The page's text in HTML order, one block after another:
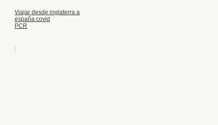
Viajar desde inglaterra a
españa covid
PCR